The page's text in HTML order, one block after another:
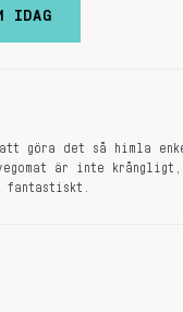
IDAG
att göra det så himla
är inte
fantastiskt.